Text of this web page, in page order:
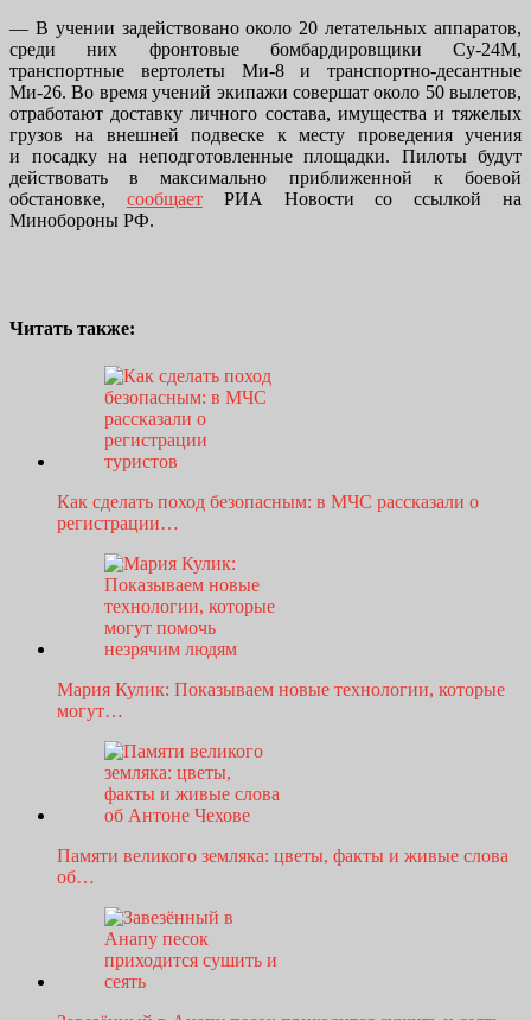
— В учении задействовано около 20 летательных аппаратов,
среди них фронтовые бомбардировщики Су-24М,
транспортные вертолеты Ми-8 и транспортно-десантные
Ми-26. Во время учений экипажи совершат около 50 вылетов,
отработают доставку личного состава, имущества и тяжелых
грузов на внешней подвеске к месту проведения учения
и посадку на неподготовленные площадки. Пилоты будут
действовать в максимально приближенной к боевой
обстановке, сообщаетРИА Новости со ссылкой на
Минобороны РФ.
Читать также:
Как сделать поход безопасным: в МЧС рассказали о
регистрации…
Мария Кулик: Показываем новые технологии, которые
могут…
Памяти великого земляка: цветы, факты и живые слова
об…